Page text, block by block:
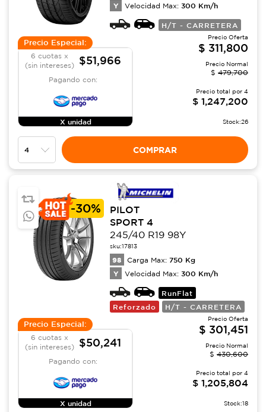
Y Velocidad Max: 300 Km/h
H/T - CARRETERA
Precio Especial:
6 cuotas x
(sin intereses)
$51,966
Pagando con:
X unidad
Precio Oferta
$ 311,800
Precio Normal
$ 479,700
Precio total por 4
$ 1,247,200
Stock:26
COMPRAR
-30%
PILOT
SPORT 4
245/40 R19 98Y
sku:17813
98 Carga Max: 750 Kg
Y Velocidad Max: 300 Km/h
RunFlat
Reforzado
H/T - CARRETERA
Precio Especial:
6 cuotas x
(sin intereses)
$50,241
Pagando con:
X unidad
Precio Oferta
$ 301,451
Precio Normal
$ 430,600
Precio total por 4
$ 1,205,804
Stock:18